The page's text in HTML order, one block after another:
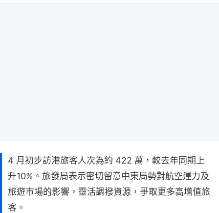
4 月初步訪港旅客人次為約 422 萬，較去年同期上
升10%。旅發局表示密切留意中東局勢對航空運力及
旅遊巿場的影響，靈活調撥資源，爭取更多高增值旅
客。